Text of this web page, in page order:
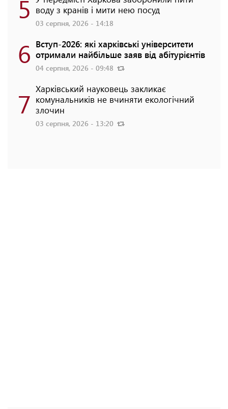
5 воду з кранів і мити нею посуд
03 серпня, 2026 - 14:18
6 Вступ-2026: які харківські університети
отримали найбільше заяв від абітурієнтів
04 серпня, 2026 - 09:48
7 Харківський науковець закликає
комунальників не вчиняти екологічний
злочин
03 серпня, 2026 - 13:20